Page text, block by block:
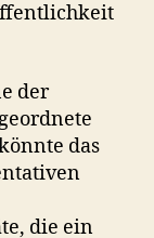
der
das
die ein